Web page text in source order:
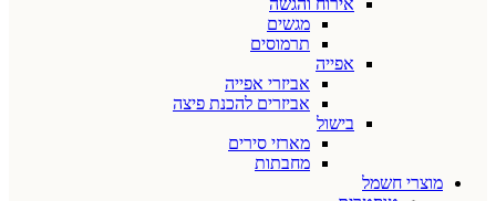
אירוח והגשה
מגשים
תרמוסים
אפייה
אביזרי אפייה
אביזרים להכנת פיצה
בישול
מארזי סירים
מחבתות
מוצרי חשמל